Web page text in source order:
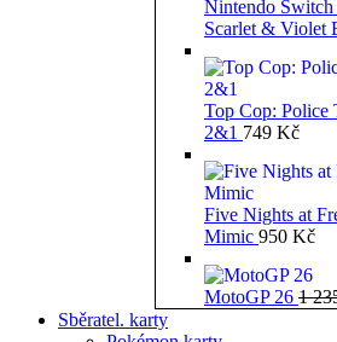
Nintendo
Scarlet & Violet
Top Cop:
2&1 749 Kč
Five Nights at
Mimic 950 Kč
MotoGP 26 1
Sběratel. karty